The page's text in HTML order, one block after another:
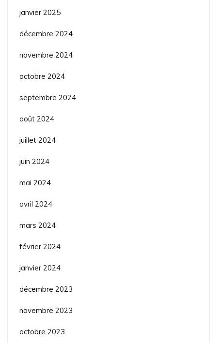
janvier 2025
décembre 2024
novembre 2024
octobre 2024
septembre 2024
août 2024
juillet 2024
juin 2024
mai 2024
avril 2024
mars 2024
février 2024
janvier 2024
décembre 2023
novembre 2023
octobre 2023